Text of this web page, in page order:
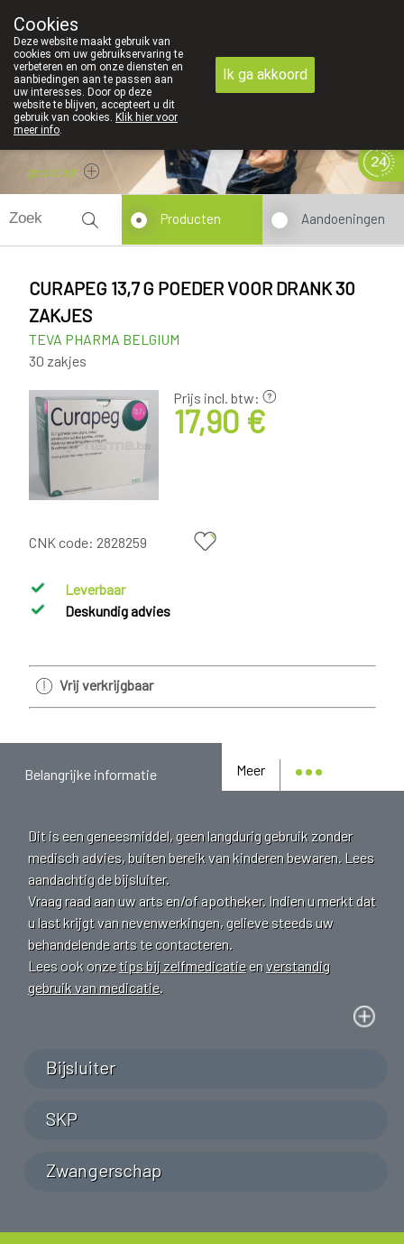
gesloten
Producten Aandoeningen
CURAPEG 13,7 G POEDER VOOR DRANK 30
ZAKJES
TEVA PHARMA BELGIUM
30 zakjes
Prijs incl. btw:
17,90 €
CNK code: 2828259
Leverbaar
Deskundig advies
Vrij verkrijgbaar
Meer
Belangrijke informatie
Dit is een geneesmiddel, geen langdurig gebruik zonder
medisch advies, buiten bereik van kinderen bewaren. Lees
aandachtig de bijsluiter.
Vraag raad aan uw arts en/of apotheker. Indien u merkt dat
u last krijgt van nevenwerkingen, gelieve steeds uw
behandelende arts te contacteren.
Lees ook onzetips bij zelfmedicatieenverstandig
gebruik van medicatie.
Bijsluiter
SKP
Zwangerschap
Cookies
Deze website maakt gebruik van
cookies om uw gebruikservaring te
verbeteren en om onze diensten en
aanbiedingen aan te passen aan
uw interesses. Door op deze
website te blijven, accepteert u dit
gebruik van cookies. Klik hier voor
meer info.
Ik ga akkoord